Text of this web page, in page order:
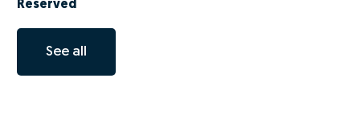
Reserved
See all